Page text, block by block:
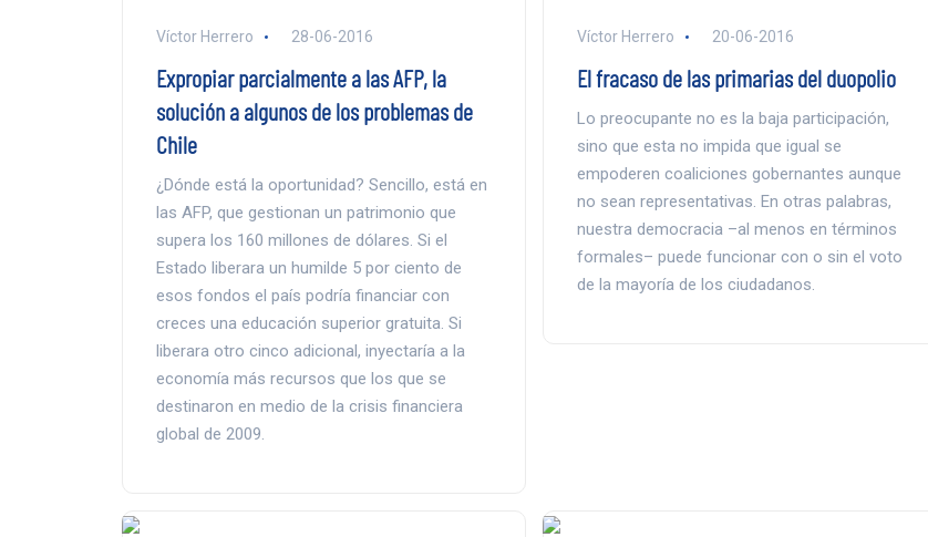
Víctor Herrero 28-06-2016
Expropiar parcialmente a las AFP, la
solución a algunos de los problemas de
Chile
¿Dónde está la oportunidad? Sencillo, está en
las AFP, que gestionan un patrimonio que
supera los 160 millones de dólares. Si el
Estado liberara un humilde 5 por ciento de
esos fondos el país podría financiar con
creces una educación superior gratuita. Si
liberara otro cinco adicional, inyectaría a la
economía más recursos que los que se
destinaron en medio de la crisis financiera
global de 2009.
Víctor Herrero 20-06-2016
El fracaso de las primarias del duopolio
Lo preocupante no es la baja participación,
sino que esta no impida que igual se
empoderen coaliciones gobernantes aunque
no sean representativas. En otras palabras,
nuestra democracia –al menos en términos
formales– puede funcionar con o sin el voto
de la mayoría de los ciudadanos.